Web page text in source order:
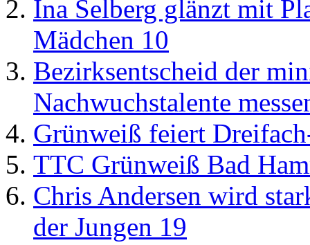
Ina Selberg glänzt mit
Mädchen 10
Bezirksentscheid der
Nachwuchstalente
Grünweiß feiert
TTC Grünweiß Bad
Chris Andersen wird
der Jungen 19